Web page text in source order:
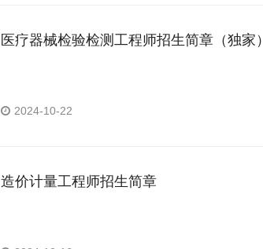
医疗器械检验检测工程师招生简章（独家）
2024-10-22
造价计量工程师招生简章